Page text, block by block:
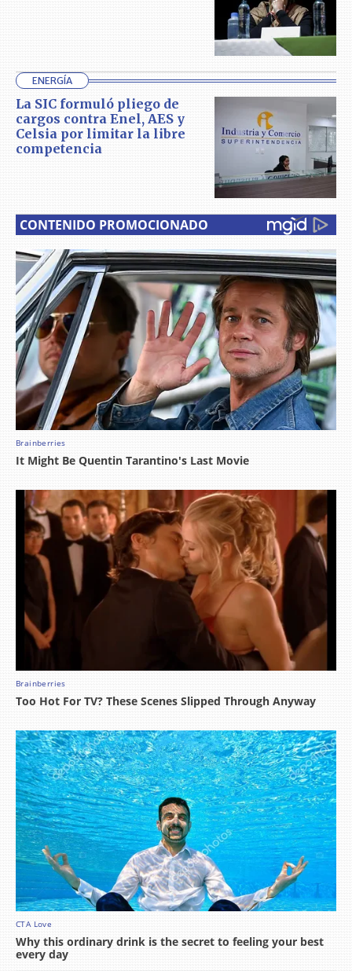
ENERGÍA
La SIC formuló pliego de
cargos contra Enel, AES y
Celsia por limitar la libre
competencia